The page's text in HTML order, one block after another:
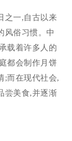
之一,自古以来
风俗习惯。中
载着许多人的
都会制作月饼
;而在现代社会,
尝美食,并逐渐